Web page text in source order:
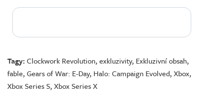
Tagy:Clockwork Revolution,exkluzivity, Exkluzivní obsah,
fable,Gears of War: E-Day, Halo: Campaign Evolved,Xbox,
Xbox Series S,Xbox Series X